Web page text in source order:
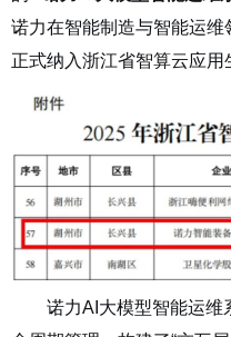
诺力在智能制造与智能运维
正式纳入浙江省智算云应用
诺力AI大模型智能运维